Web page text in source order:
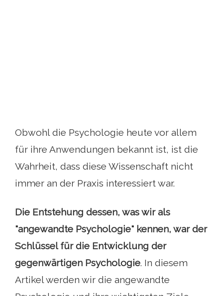
Obwohl die Psychologie heute vor allem
für ihre Anwendungen bekannt ist, ist die
Wahrheit, dass diese Wissenschaft nicht
immer an der Praxis interessiert war.
Die Entstehung dessen, was wir als
"angewandte Psychologie" kennen, war der
Schlüssel für die Entwicklung der
gegenwärtigen Psychologie. In diesem
Artikel werden wir die angewandte